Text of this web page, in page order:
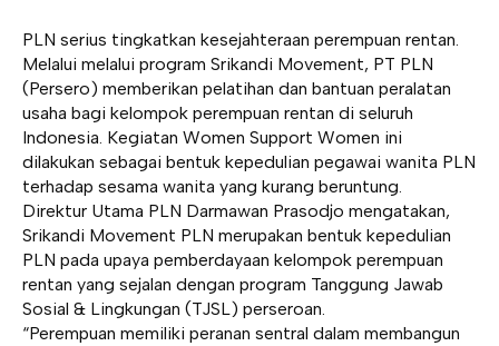
PLN serius tingkatkan kesejahteraan perempuan rentan.
Melalui melalui program Srikandi Movement, PT PLN
(Persero) memberikan pelatihan dan bantuan peralatan
usaha bagi kelompok perempuan rentan di seluruh
Indonesia. Kegiatan Women Support Women ini
dilakukan sebagai bentuk kepedulian pegawai wanita PLN
terhadap sesama wanita yang kurang beruntung.
Direktur Utama PLN Darmawan Prasodjo mengatakan,
Srikandi Movement PLN merupakan bentuk kepedulian
PLN pada upaya pemberdayaan kelompok perempuan
rentan yang sejalan dengan program Tanggung Jawab
Sosial & Lingkungan (TJSL) perseroan.
“Perempuan memiliki peranan sentral dalam membangun